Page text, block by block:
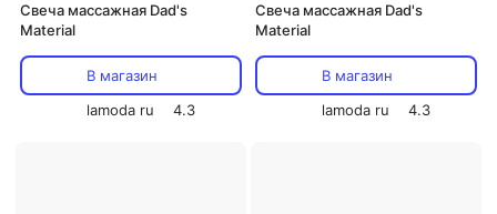
Свеча массажная Dad's
Material
В магазин
lamoda ru
4.3
Свеча массажная Dad's
Material
В магазин
lamoda ru
4.3